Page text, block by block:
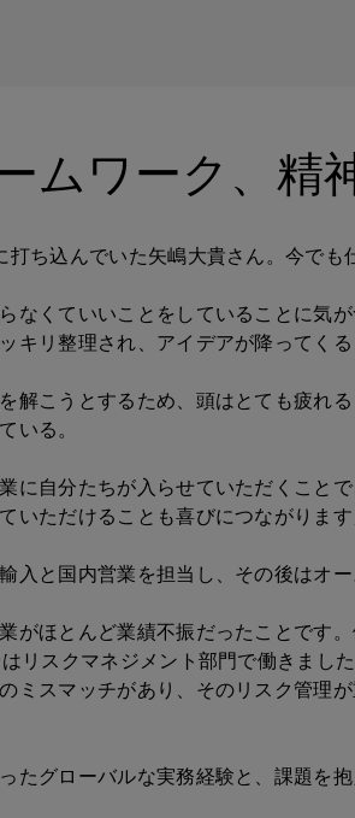
ムワーク、精
ち込んでいた矢嶋大貴さん。今で
なくていいことをしていることに気
キリ整理され、アイデアが降ってくる
解こうとするため、頭はとても疲れ
いる。
に自分たちが入らせていただくこ
いただけることも喜びにつながります
入と国内営業を担当し、その後はオ
がほとんど業績不振だったことです
リスクマネジメント部門で働きま
ミスマッチがあり、そのリスク管理
たグローバルな実務経験と、課題を